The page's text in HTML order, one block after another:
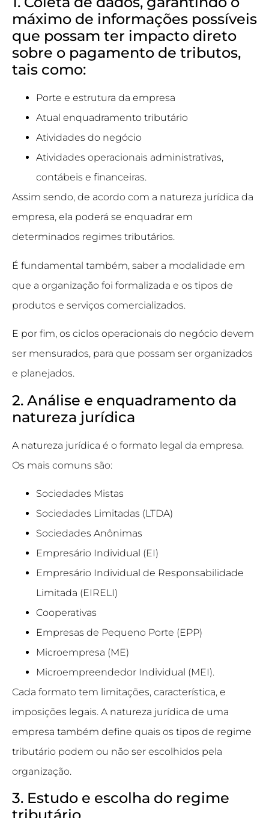
máximo de informações possíveis
que possam ter impacto direto
sobre o pagamento de tributos,
tais como:
Porte e estrutura da empresa
Atual enquadramento tributário
Atividades do negócio
Atividades operacionais administrativas,
contábeis e financeiras.
Assim sendo, de acordo com a natureza jurídica da
empresa, ela poderá se enquadrar em
determinados regimes tributários.
É fundamental também, saber a modalidade em
que a organização foi formalizada e os tipos de
produtos e serviços comercializados.
E por fim, os ciclos operacionais do negócio devem
ser mensurados, para que possam ser organizados
e planejados.
2. Análise e enquadramento da
natureza jurídica
A natureza jurídica é o formato legal da empresa.
Os mais comuns são:
Sociedades Mistas
Sociedades Limitadas (LTDA)
Sociedades Anônimas
Empresário Individual (EI)
Empresário Individual de Responsabilidade
Limitada (EIRELI)
Cooperativas
Empresas de Pequeno Porte (EPP)
Microempresa (ME)
Microempreendedor Individual (MEI).
Cada formato tem limitações, característica, e
imposições legais. A natureza jurídica de uma
empresa também define quais os tipos de regime
tributário podem ou não ser escolhidos pela
organização.
3. Estudo e escolha do regime